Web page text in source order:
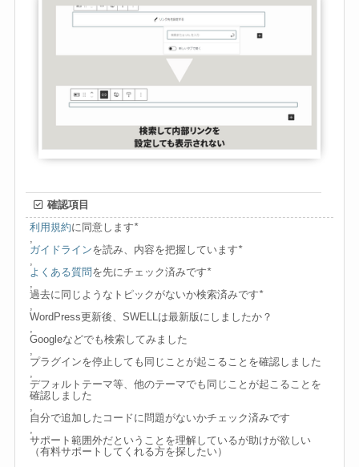
確認項目
利用規約に同意します*
ガイドラインを読み、内容を把握しています*
よくある質問を先にチェック済みです*
過去に同じようなトピックがないか検索済みです*
WordPress更新後、SWELLは最新版にしましたか？
Googleなどでも検索してみました
プラグインを停止しても同じことが起こることを確認しました
デフォルトテーマ等、他のテーマでも同じことが起こることを
確認しました
自分で追加したコードに問題がないかチェック済みです
サポート範囲外だということを理解しているが助けが欲しい
（有料サポートしてくれる方を探したい）